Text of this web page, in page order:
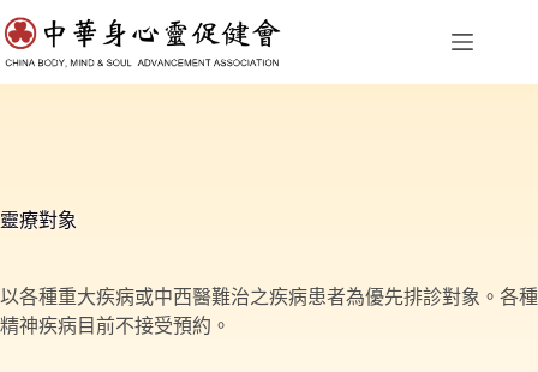
跳
至
主
靈療對象
以各種重大疾病或中西醫難治之疾病患者為優先排診對象。各種
精神疾病目前不接受預約。